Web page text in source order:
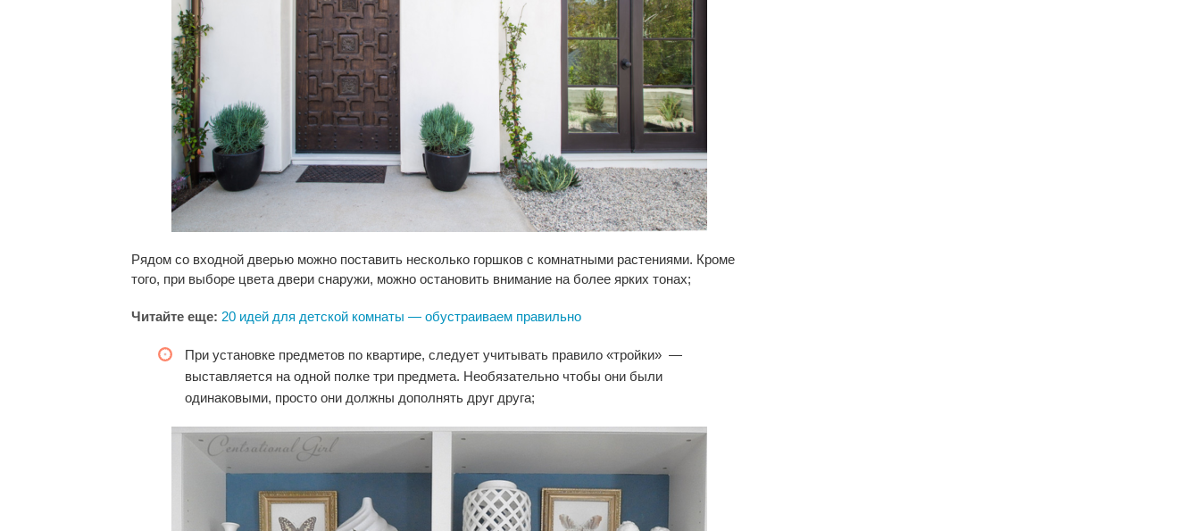
Рядом со входной дверью можно поставить несколько горшков с комнатными растениями. Кроме
того, при выборе цвета двери снаружи, можно остановить внимание на более ярких тонах;
Читайте еще: 20 идей для детской комнаты — обустраиваем правильно
При установке предметов по квартире, следует учитывать правило «тройки» —
выставляется на одной полке три предмета. Необязательно чтобы они были
одинаковыми, просто они должны дополнять друг друга;